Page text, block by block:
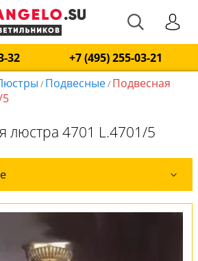
32
+7 (495) 255-03-21
/ Подвесные/ Подвесная
5
люстра 4701 L.4701/5